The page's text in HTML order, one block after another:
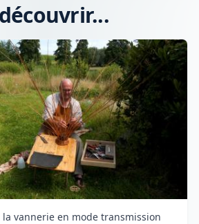
vannerie en mode transmission